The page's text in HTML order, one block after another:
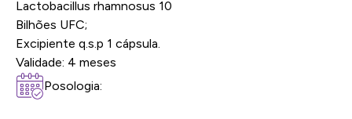
Lactobacillus rhamnosus 10
Bilhões UFC;
Excipiente q.s.p 1 cápsula.
Validade: 4 meses
Posologia: